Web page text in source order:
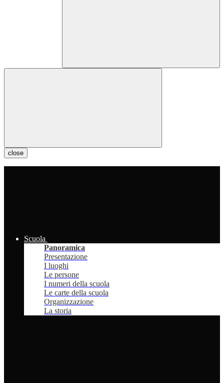
close
Scuola
Panoramica
Presentazione
I luoghi
Le persone
I numeri della scuola
Le carte della scuola
Organizzazione
La storia